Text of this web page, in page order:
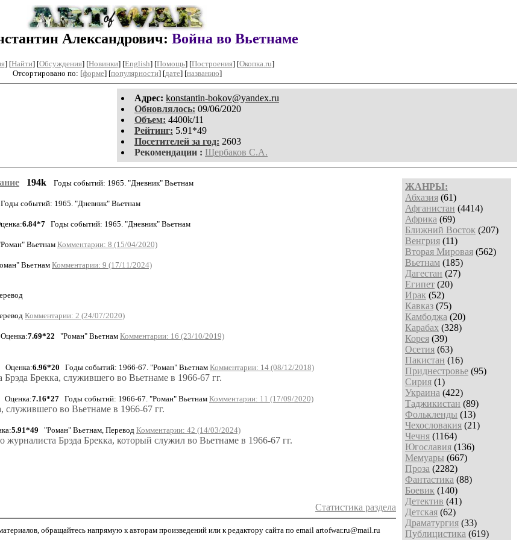
Александрович: Война во Вьетнаме
] [Найти] [Обсуждения] [Новинки] [English] [Помощь] [Построения] [Окопка.ru]
Отсортировано по: [форме] [популярности] [дате] [названию]
Aдpeс: konstantin-bokov@yandex.ru
Обновлялось: 09/06/2020
Объем: 4400k/11
Рейтинг: 5.91*49
Посетителей за год: 2603
Рекомендации : Щербаков С.А.
ЖАНРЫ:
Абхазия (61)
Афганистан (4414)
Африка (69)
Ближний Восток (207)
Венгрия (11)
Вторая Мировая (562)
Вьетнам (185)
Дагестан (27)
Египет (20)
Ирак (52)
Кавказ (75)
Камбоджа (20)
Карабах (328)
Корея (39)
Осетия (63)
Пакистан (16)
Приднестровье (95)
Сирия (1)
Украина (422)
Таджикистан (89)
Фолькленды (13)
Чехословакия (21)
Чечня (1164)
Югославия (136)
Мемуары (667)
Проза (2282)
Фантастика (88)
Боевик (140)
Детектив (41)
Детская (62)
Драматургия (33)
Публицистика (619)
194k Годы событий: 1965. "Дневник" Вьетнам
Годы событий: 1965. "Дневник" Вьетнам
6.84*7 Годы событий: 1965. "Дневник" Вьетнам
ВьетнамКомментарии: 8 (15/04/2020)
ВьетнамКомментарии: 9 (17/11/2024)
Комментарии: 2 (24/07/2020)
Оценка:7.69*22 "Роман" Вьетнам Комментарии: 16 (23/10/2019)
Оценка:6.96*20 Годы событий: 1966-67. "Роман" Вьетнам Комментарии: 14 (08/12/2018)
Брекка, служившего во Вьетнаме в 1966-67 гг.
Оценка:7.16*27 Годы событий: 1966-67. "Роман" Вьетнам Комментарии: 11 (17/09/2020)
служившего во Вьетнаме в 1966-67 гг.
5.91*49 "Роман" Вьетнам, Перевод Комментарии: 42 (14/03/2024)
Брэда Брекка, который служил во Вьетнаме в 1966-67 гг.
Статистика раздела
обращайтесь напрямую к авторам произведений или к редактору сайта по email artofwar.ru@mail.ru